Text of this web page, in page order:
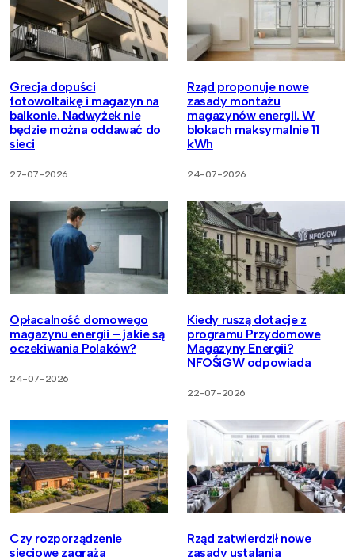
Grecja dopuści
fotowoltaikę i magazyn na
balkonie. Nadwyżek nie
będzie można oddawać do
sieci
27-07-2026
Rząd proponuje nowe
zasady montażu
magazynów energii. W
blokach maksymalnie 11
kWh
24-07-2026
Opłacalność domowego
magazynu energii – jakie są
oczekiwania Polaków?
24-07-2026
Kiedy ruszą dotacje z
programu Przydomowe
Magazyny Energii?
NFOŚiGW odpowiada
22-07-2026
Czy rozporządzenie
sieciowe zagraża
Rząd zatwierdził nowe
zasady ustalania